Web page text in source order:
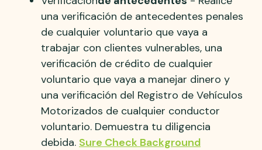
una verificación de antecedentes penales
de cualquier voluntario que vaya a
trabajar con clientes vulnerables, una
verificación de crédito de cualquier
voluntario que vaya a manejar dinero y
una verificación del Registro de Vehículos
Motorizados de cualquier conductor
voluntario. Demuestra tu diligencia
debida. Sure Check Background